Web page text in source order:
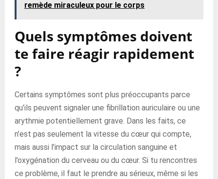
remède miraculeux pour le corps
Quels symptômes doivent
te faire réagir rapidement
?
Certains symptômes sont plus préoccupants parce
qu’ils peuvent signaler une fibrillation auriculaire ou une
arythmie potentiellement grave. Dans les faits, ce
n’est pas seulement la vitesse du cœur qui compte,
mais aussi l’impact sur la circulation sanguine et
l’oxygénation du cerveau ou du cœur. Si tu rencontres
ce problème, il faut le prendre au sérieux, même si les